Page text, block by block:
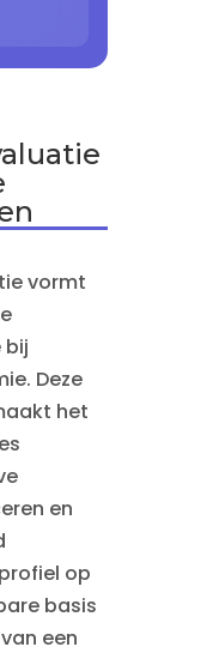
vormt
bij
Deze
het
en
op
basis
een